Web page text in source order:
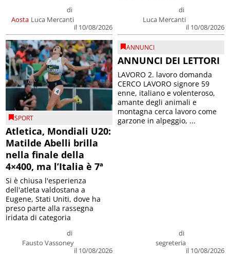
Aosta
di
Luca Mercanti
il 10/08/2026
di
Luca Mercanti
il 10/08/2026
SPORT
Atletica, Mondiali U20:
Matilde Abelli brilla
nella finale della
4×400, ma l’Italia è 7ª
di
Fausto Vassoney
il 10/08/2026
Si è chiusa l'esperienza
dell'atleta valdostana a
Eugene, Stati Uniti, dove ha
preso parte alla rassegna
iridata di categoria
ANNUNCI
ANNUNCI DEI LETTORI
di
segreteria
il 10/08/2026
LAVORO 2. lavoro domanda
CERCO LAVORO signore 59
enne, italiano e volenteroso,
amante degli animali e
montagna cerca lavoro come
garzone in alpeggio, ...